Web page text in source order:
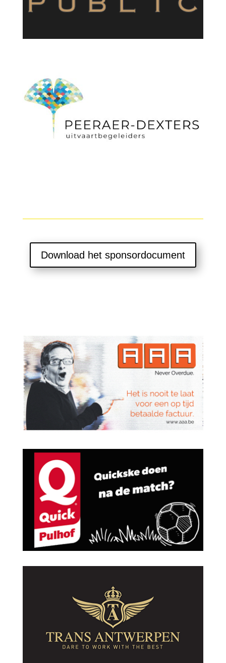
Download het sponsordocument